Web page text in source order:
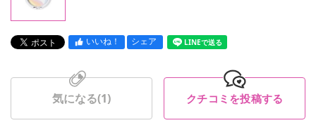
いいね！ シェア LINEで送る
気になる(1) クチコミを投稿する